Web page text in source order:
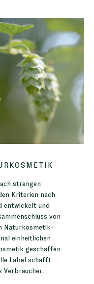
strengen
Kriterien nach
entwickelt und
von
Naturkosmetik-
einheitlichen
geschaffen
Label schafft
Verbraucher.